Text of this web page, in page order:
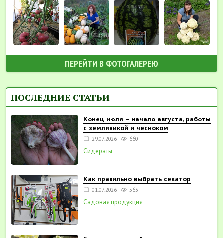
ПЕРЕЙТИ В ФОТОГАЛЕРЕЮ
ПОСЛЕДНИЕ СТАТЬИ
Конец июля – начало августа, работы
с земляникой и чесноком
29.07.2026 660
Сидераты
Как правильно выбрать секатор
01.07.2026 563
Садовая продукция